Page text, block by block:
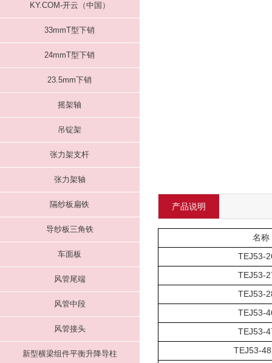
KY.COM-开云（中国）
33mmT型下销
24mmT型下销
23.5mm下销
摇架轴
吊锭架
张力架支杆
张力架轴
隔纱板扁铁
导纱板三角铁
车面板
风管尾端
风管中段
风管接头
新型横梁组件平衡升降导柱
产品说明
名称
TEJ53-
TEJ53-
TEJ53-
TEJ53-
TEJ53-
TEJ53-